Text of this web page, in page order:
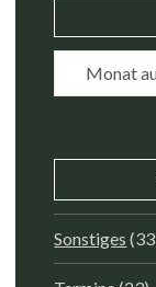
Archiv
Sonstiges